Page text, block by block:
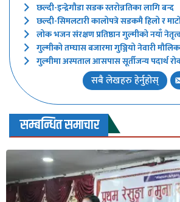
छल्दी-इन्द्रेगौडा सडक स्तरोन्नतिका लागि बन्द
छल्दी-सिमलटारी कालोपत्रे सडकमै हिलो र
लोक भजन संरक्षण प्रतिष्ठान गुल्मीको नयाँ
गुल्मीको तम्घास बजारमा गुञ्जियो नेवारी
गुल्मीमा अस्पताल आसपास सूर्तीजन्य पदार्थ
सबै लेखहरु हेर्नुहोस्
सम्बन्धित समाचार